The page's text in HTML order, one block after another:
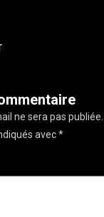
ne sera pas publiée.
avec*